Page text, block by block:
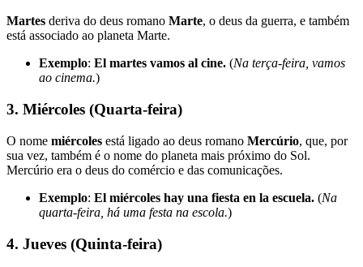
Martes deriva do deus romano Marte, o deus da guerra, e também
está associado ao planeta Marte.
Exemplo: El martes vamos al cine. (Na terça-feira, vamos
ao cinema.)
3. Miércoles (Quarta-feira)
O nome miércoles está ligado ao deus romano Mercúrio, que, por
sua vez, também é o nome do planeta mais próximo do Sol.
Mercúrio era o deus do comércio e das comunicações.
Exemplo: El miércoles hay una fiesta en la escuela. (Na
quarta-feira, há uma festa na escola.)
4. Jueves (Quinta-feira)